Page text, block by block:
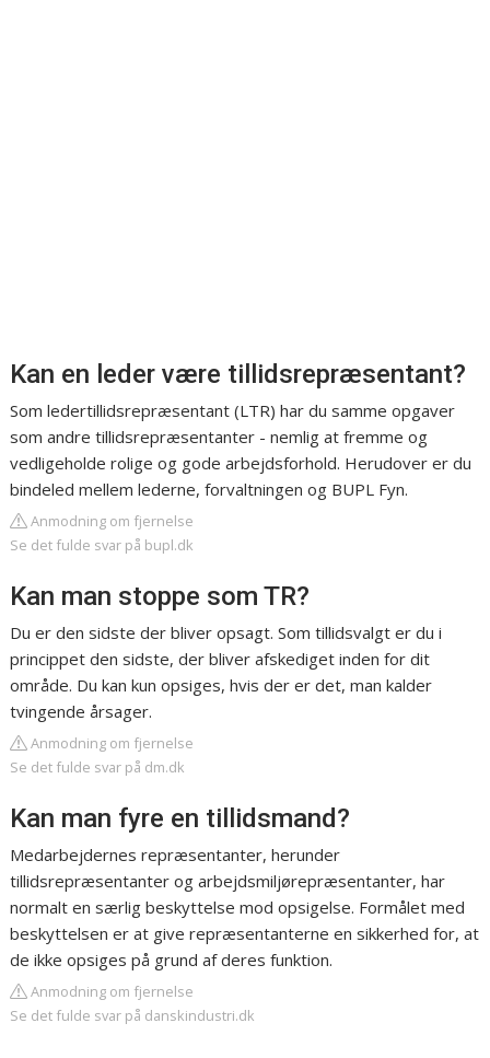
Kan en leder være tillidsrepræsentant?
Som ledertillidsrepræsentant (LTR) har du samme opgaver
som andre tillidsrepræsentanter - nemlig at fremme og
vedligeholde rolige og gode arbejdsforhold. Herudover er du
bindeled mellem lederne, forvaltningen og BUPL Fyn.
Anmodning om fjernelse
Se det fulde svar på bupl.dk
Kan man stoppe som TR?
Du er den sidste der bliver opsagt. Som tillidsvalgt er du i
princippet den sidste, der bliver afskediget inden for dit
område. Du kan kun opsiges, hvis der er det, man kalder
tvingende årsager.
Anmodning om fjernelse
Se det fulde svar på dm.dk
Kan man fyre en tillidsmand?
Medarbejdernes repræsentanter, herunder
tillidsrepræsentanter og arbejdsmiljørepræsentanter, har
normalt en særlig beskyttelse mod opsigelse. Formålet med
beskyttelsen er at give repræsentanterne en sikkerhed for, at
de ikke opsiges på grund af deres funktion.
Anmodning om fjernelse
Se det fulde svar på danskindustri.dk